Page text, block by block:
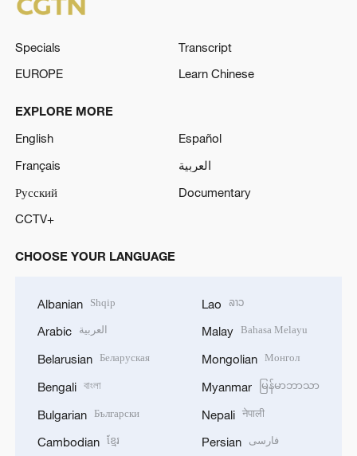
Specials
Transcript
EUROPE
Learn Chinese
EXPLORE MORE
English
Español
Français
العربية
Русский
Documentary
CCTV+
CHOOSE YOUR LANGUAGE
Albanian Shqip
Arabic العربية
Belarusian Беларуская
Bengali বাংলা
Bulgarian Български
Cambodian ខ្មែរ
Lao ລາວ
Malay Bahasa Melayu
Mongolian Монгол
Myanmar မြန်မာဘာသာ
Nepali नेपाली
Persian فارسی